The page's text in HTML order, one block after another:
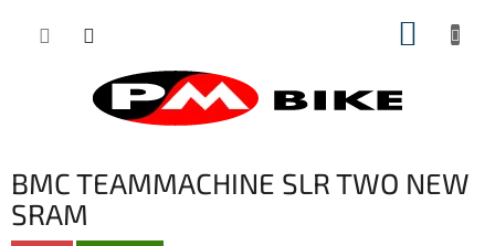
BMC TEAMMACHINE SLR TWO NEW
SRAM